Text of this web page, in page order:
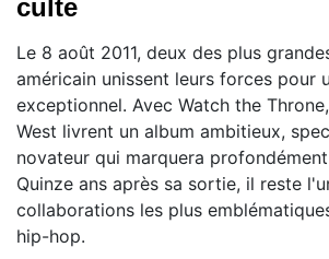
culte
Le 8 août 2011, deux des plus
américain unissent leurs forces pour
exceptionnel. Avec Watch the
West livrent un album ambitieux,
novateur qui marquera
Quinze ans après sa sortie, il reste
collaborations les plus
hip-hop.